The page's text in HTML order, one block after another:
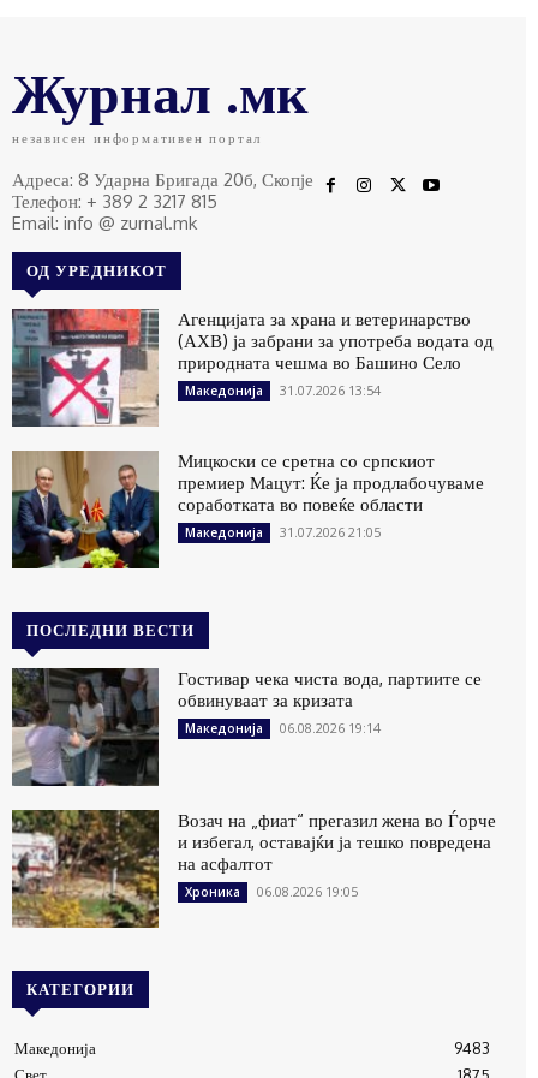
Журнал .мк
независен информативен портал
Адреса: 8 Ударна Бригада 20б, Скопје
Телефон: + 389 2 3217 815
Email: info @ zurnal.mk
ОД УРЕДНИКОТ
Агенцијата за храна и ветеринарство
(АХВ) ја забрани за употреба водата од
природната чешма во Башино Село
Македонија 31.07.2026 13:54
Мицкоски се сретна со српскиот
премиер Мацут: Ќе ја продлабочуваме
соработката во повеќе области
Македонија 31.07.2026 21:05
ПОСЛЕДНИ ВЕСТИ
Гостивар чека чиста вода, партиите се
обвинуваат за кризата
Македонија 06.08.2026 19:14
Возач на „фиат“ прегазил жена во Ѓорче
и избегал, оставајќи ја тешко повредена
на асфалтот
Хроника 06.08.2026 19:05
КАТЕГОРИИ
Македонија
9483
Свет
1875